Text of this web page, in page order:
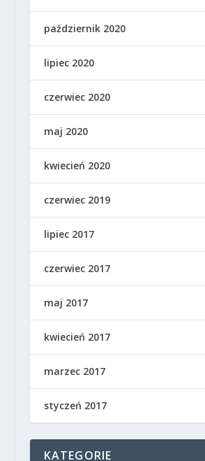
październik 2020
lipiec 2020
czerwiec 2020
maj 2020
kwiecień 2020
czerwiec 2019
lipiec 2017
czerwiec 2017
maj 2017
kwiecień 2017
marzec 2017
styczeń 2017
KATEGORIE